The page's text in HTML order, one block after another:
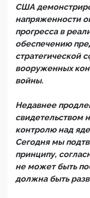
США
напряженности
прогресса в
обеспечению
стратегической
вооруженных
войны.
Недавнее
свидетельством
контролю над
Сегодня мы
принципу,
не может быть
должна быть